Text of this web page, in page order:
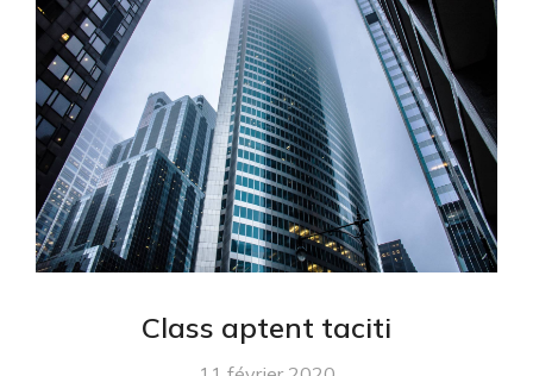
Class aptent taciti